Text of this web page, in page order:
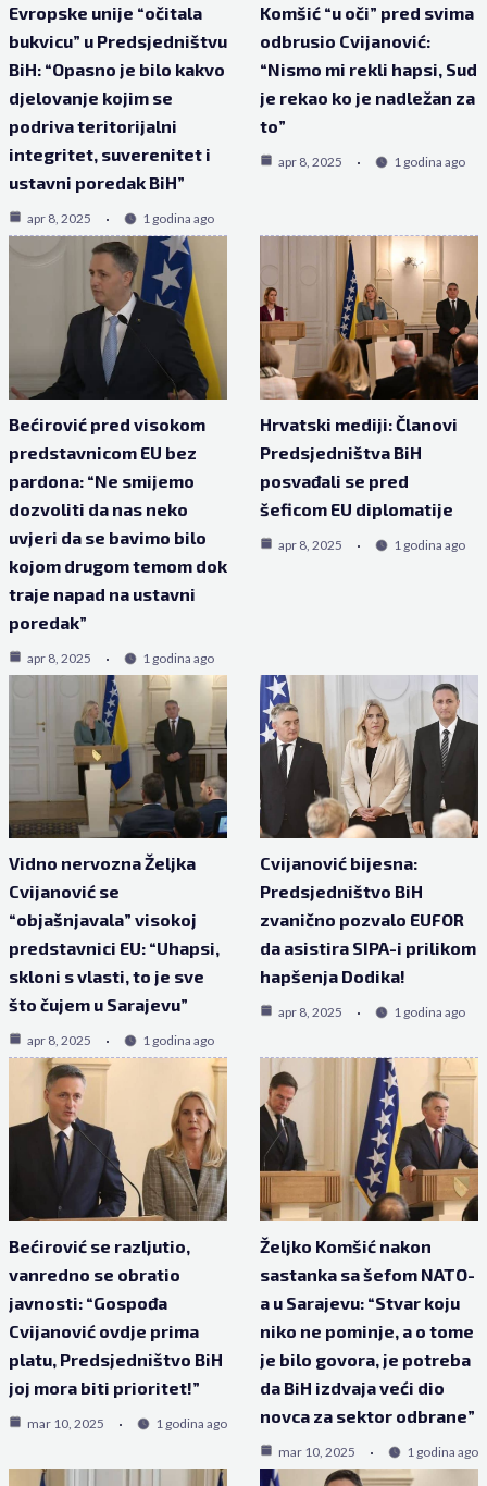
Evropske unije “očitala
bukvicu” u Predsjedništvu
BiH: “Opasno je bilo kakvo
djelovanje kojim se
podriva teritorijalni
integritet, suverenitet i
ustavni poredak BiH”
apr 8, 2025 1 godina ago
Komšić “u oči” pred svima
odbrusio Cvijanović:
“Nismo mi rekli hapsi, Sud
je rekao ko je nadležan za
to”
apr 8, 2025 1 godina ago
Bećirović pred visokom
predstavnicom EU bez
pardona: “Ne smijemo
dozvoliti da nas neko
uvjeri da se bavimo bilo
kojom drugom temom dok
traje napad na ustavni
poredak”
apr 8, 2025 1 godina ago
Hrvatski mediji: Članovi
Predsjedništva BiH
posvađali se pred
šeficom EU diplomatije
apr 8, 2025 1 godina ago
Vidno nervozna Željka
Cvijanović se
“objašnjavala” visokoj
predstavnici EU: “Uhapsi,
skloni s vlasti, to je sve
što čujem u Sarajevu”
apr 8, 2025 1 godina ago
Cvijanović bijesna:
Predsjedništvo BiH
zvanično pozvalo EUFOR
da asistira SIPA-i prilikom
hapšenja Dodika!
apr 8, 2025 1 godina ago
Bećirović se razljutio,
vanredno se obratio
javnosti: “Gospođa
Cvijanović ovdje prima
platu, Predsjedništvo BiH
joj mora biti prioritet!”
mar 10, 2025 1 godina ago
Željko Komšić nakon
sastanka sa šefom NATO-
a u Sarajevu: “Stvar koju
niko ne pominje, a o tome
je bilo govora, je potreba
da BiH izdvaja veći dio
novca za sektor odbrane”
mar 10, 2025 1 godina ago